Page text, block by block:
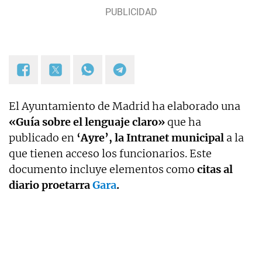
El Ayuntamiento de Madrid ha elaborado una
«Guía sobre el lenguaje claro»que ha
publicado en ‘Ayre’, la Intranet municipal a la
que tienen acceso los funcionarios. Este
documento incluye elementos como citas al
diario proetarraGara.